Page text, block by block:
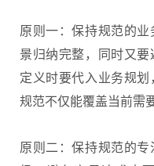
原则一：保持规范的
景归纳完整，同时又
定义时要代入业务规
规范不仅能覆盖当前需
原则二：保持规范的